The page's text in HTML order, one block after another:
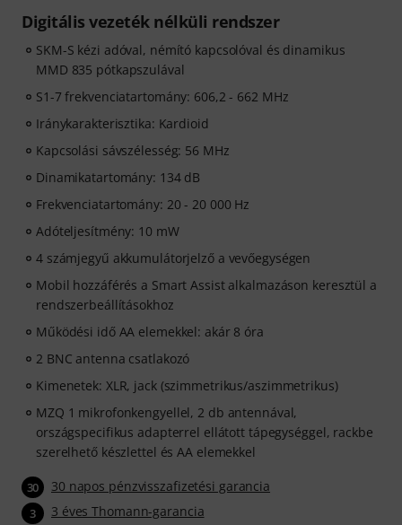
Digitális vezeték nélküli rendszer
SKM-S kézi adóval, némító kapcsolóval és dinamikus
MMD 835 pótkapszulával
S1-7 frekvenciatartomány: 606,2 - 662 MHz
Iránykarakterisztika: Kardioid
Kapcsolási sávszélesség: 56 MHz
Dinamikatartomány: 134 dB
Frekvenciatartomány: 20 - 20 000 Hz
Adóteljesítmény: 10 mW
4 számjegyű akkumulátorjelző a vevőegységen
Mobil hozzáférés a Smart Assist alkalmazáson keresztül a
rendszerbeállításokhoz
Működési idő AA elemekkel: akár 8 óra
2 BNC antenna csatlakozó
Kimenetek: XLR, jack (szimmetrikus/aszimmetrikus)
MZQ 1 mikrofonkengyellel, 2 db antennával,
országspecifikus adapterrel ellátott tápegységgel, rackbe
szerelhető készlettel és AA elemekkel
30 30 napos pénzvisszafizetési garancia
3 3 éves Thomann-garancia